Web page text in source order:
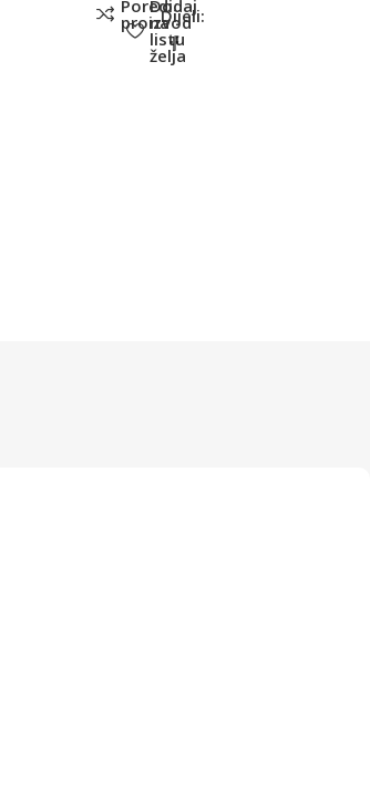
Poredi
proizvod
Dodaj
na
listu
želja
Dijeli: